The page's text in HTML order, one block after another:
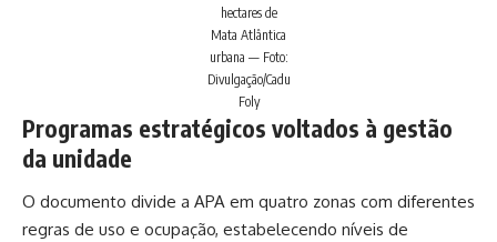
hectares de
Mata Atlântica
urbana — Foto:
Divulgação/Cadu
Foly
Programas estratégicos voltados à gestão
da unidade
O documento divide a APA em quatro zonas com diferentes
regras de uso e ocupação, estabelecendo níveis de